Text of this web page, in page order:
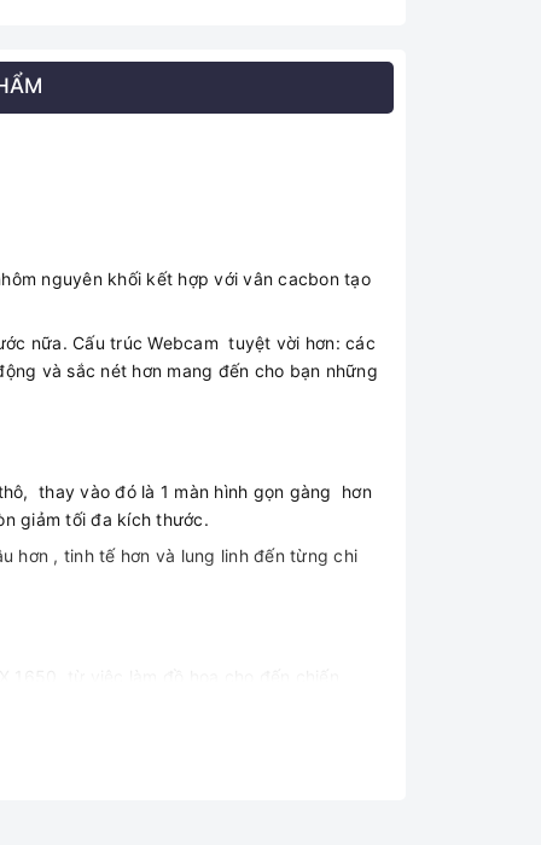
nguyên khối kết hợp với vân cacbon tạo
nữa. Cấu trúc Webcam tuyệt vời hơn: các
và sắc nét hơn mang đến cho bạn những
thay vào đó là 1 màn hình gọn gàng hơn
giảm tối đa kích thước.
hơn , tinh tế hơn và lung linh đến từng chi
Thunderbolt 3 (USB 3.1 Gen 2 Type-C)